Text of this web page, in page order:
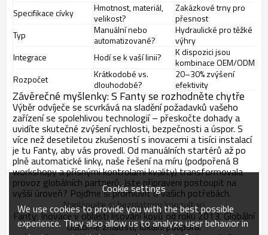
Specifikace cívky
Hmotnost, materiál,
velikost?
Zakázkové trny pro
přesnost
Typ
Manuální nebo
automatizované?
Hydraulické pro těžké
výhry
Integrace
Hodí se k vaší linii?
K dispozici jsou
kombinace OEM/ODM
Rozpočet
Krátkodobé vs.
dlouhodobé?
20–30% zvýšení
efektivity
Závěrečné myšlenky: S Fanty se rozhodněte chytře
Výběr odvíječe se scvrkává na sladění požadavků vašeho
zařízení se spolehlivou technologií – přeskočte dohady a
uvidíte skutečné zvýšení rychlosti, bezpečnosti a úspor. S
více než desetiletou zkušeností s inovacemi a tisíci instalací
je tu Fanty, aby vás provedl. Od manuálních startérů až po
plně automatické linky, naše řešení na míru (podpořená 8
workshopy a přísnými kontrolami kvality) transformovala
provoz globálních partnerů. Jste připraveni postoupit na
vyšší úroveň? Pojďme si promluvit o vašich potřebách.
Naplánujte si bezplatnou konzultaci
Fanty: Inovace v oblasti lisování kovů od roku 2013. Globální
odborné znalosti, lokální podpora.
Cookie settings
We use cookies to provide you with the best possible
experience. They also allow us to analyze user behavior in